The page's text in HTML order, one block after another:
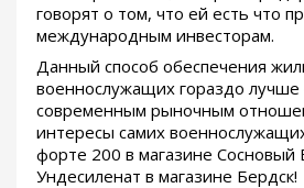
говорят о том, что ей есть что
международным инвесторам.
Данный способ обеспечения
военнослужащих гораздо лучше
современным рыночным
интересы самих
форте 200 в магазине
Ундесиленат в магазине Бердск!